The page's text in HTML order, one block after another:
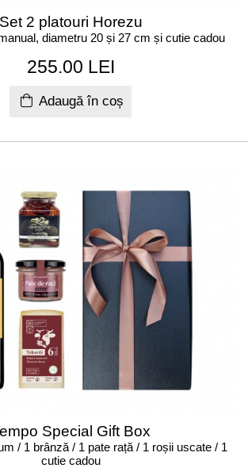
Set 2 platouri Horezu
diametru 20 și 27 cm și cutie cadou
255.00 LEI
Adaugă în coș
Special Gift Box
/ 1 brânză / 1 pate rață / 1 roșii uscate / 1
cutie cadou